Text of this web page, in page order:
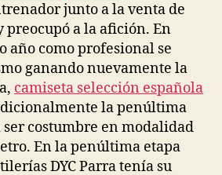
junto a la venta de
preocupó a la afición. En
año como profesional se
ganando nuevamente la
camiseta selección española
la penúltima
ser costumbre en modalidad
En la penúltima etapa
DYC Parra tenía su